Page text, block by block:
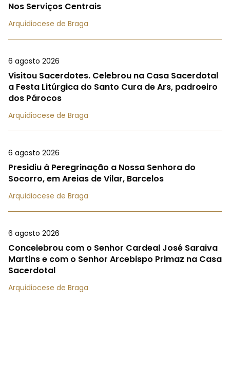
Nos Serviços Centrais
Arquidiocese de Braga
6 agosto 2026
Visitou Sacerdotes. Celebrou na Casa Sacerdotal
a Festa Litúrgica do Santo Cura de Ars, padroeiro
dos Párocos
Arquidiocese de Braga
6 agosto 2026
Presidiu à Peregrinação a Nossa Senhora do
Socorro, em Areias de Vilar, Barcelos
Arquidiocese de Braga
6 agosto 2026
Concelebrou com o Senhor Cardeal José Saraiva
Martins e com o Senhor Arcebispo Primaz na Casa
Sacerdotal
Arquidiocese de Braga